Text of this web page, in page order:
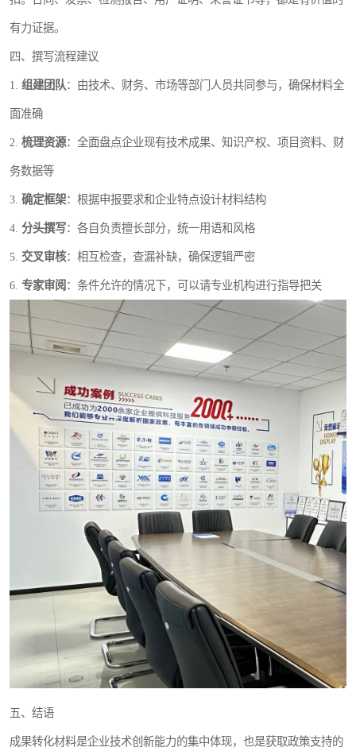
有力证据。
四、撰写流程建议
1. 组建团队：由技术、财务、市场等部门人员共同参与，确保材料全
面准确
2. 梳理资源：全面盘点企业现有技术成果、知识产权、项目资料、财
务数据等
3. 确定框架：根据申报要求和企业特点设计材料结构
4. 分头撰写：各自负责擅长部分，统一用语和风格
5. 交叉审核：相互检查，查漏补缺，确保逻辑严密
6. 专家审阅 ：条件允许的情况下，可以请专业机构进行指导把关
五、结语
成果转化材料是企业技术创新能力的集中体现，也是获取政策支持的